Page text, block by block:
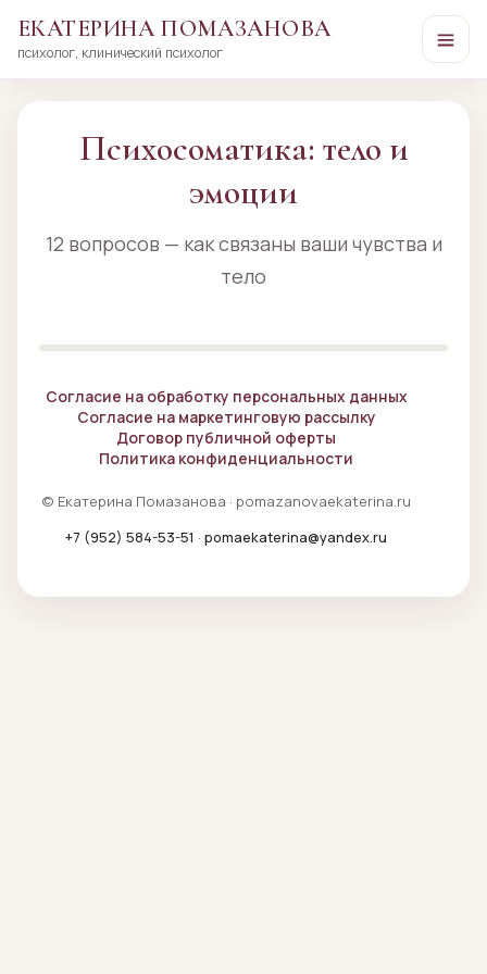
ЕКАТЕРИНА ПОМАЗАНОВА
психолог, клинический психолог
Психосоматика: тело и
эмоции
12 вопросов — как связаны ваши чувства и
тело
Согласие на обработку персональных данных
Согласие на маркетинговую рассылку
Договор публичной оферты
Политика конфиденциальности
© Екатерина Помазанова · pomazanovaekaterina.ru
+7 (952) 584-53-51 · pomaekaterina@yandex.ru